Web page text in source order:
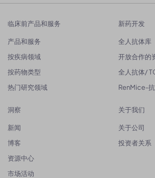
临床前产品和服务
产品和服务
按疾病领域
按药物类型
热门研究领域
新药开发
全人抗体库
开放合作的
全人抗体/
RenMice-
洞察
新闻
博客
资源中心
市场活动
关于我们
关于公司
投资者关系